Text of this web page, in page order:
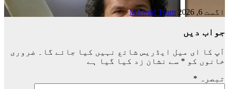
اگست 6, 2026 Manend Team
جواب دیں
آپ کا ای میل ایڈریس شائع نہیں کیا جائے گا۔
ضروری
خانوں کو * سے نشان زد کیا گیا ہے
تبصرہ *